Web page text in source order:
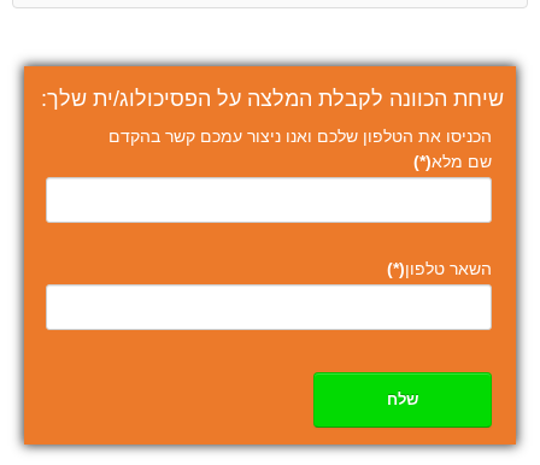
שיחת הכוונה לקבלת המלצה על הפסיכולוג/ית שלך:
הכניסו את הטלפון שלכם ואנו ניצור עמכם קשר בהקדם
שם מלא(*)
השאר טלפון(*)
שלח